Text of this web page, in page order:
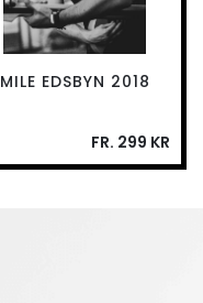
MILE EDSBYN 2018
FR. 299 KR